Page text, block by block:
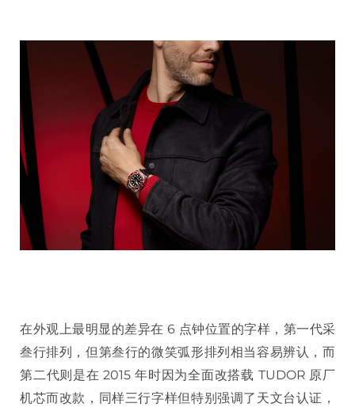
在外观上最明显的差异在 6 点钟位置的字样，第一代采
叁行排列，但第叁行的微笑弧形排列相当容易辨认，而
第二代则是在 2015 年时因为全面改搭载 TUDOR 原厂
机芯而改款，同样三行字样但特别强调了天文台认证，